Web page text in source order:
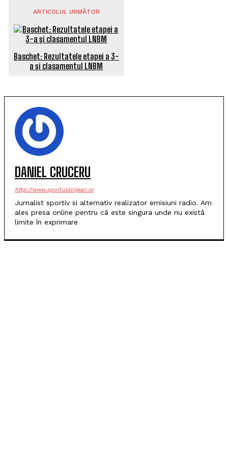
ARTICOLUL URMĂTOR
Baschet: Rezultatele etapei a 3-
a și clasamentul LNBM
DANIEL CRUCERU
http://www.sportuldoljean.ro
Jurnalist sportiv si alternativ realizator emisiuni radio. Am
ales presa online pentru că este singura unde nu există
limite în exprimare